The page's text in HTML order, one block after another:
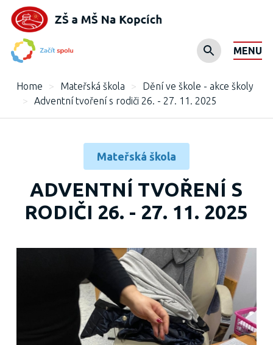
MENU
Home > Mateřská škola >
Dění ve škole - akce školy
>
Adventní tvoření s rodiči 26. - 27. 11. 2025
Mateřská škola
ADVENTNÍ TVOŘENÍ S
RODIČI 26. - 27. 11. 2025